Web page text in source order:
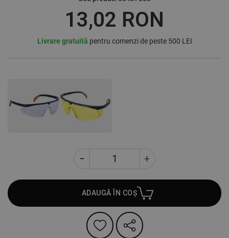
13,02 RON
Livrare gratuită pentru comenzi de peste 500 LEI
ADAUGĂ ÎN COȘ